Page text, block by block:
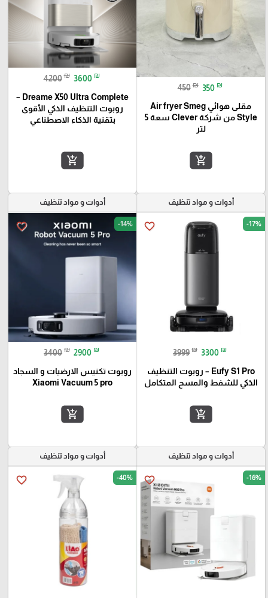
450 ₪ 350 ₪
مقلى هوائي Air fryer Smeg
Style من شركة Clever سعة 5
لتر
add_shopping_cart
4200 ₪ 3600 ₪
Dreame X50 Ultra Complete –
روبوت التنظيف الذكي الأقوى
بتقنية الذكاء الاصطناعي
add_shopping_cart
أدوات و مواد تنظيف
favorite_border -17%
3999 ₪ 3300 ₪
Eufy S1 Pro – روبوت التنظيف
الذكي للشفط والمسح المتكامل
add_shopping_cart
أدوات و مواد تنظيف
favorite_border -14%
3400 ₪ 2900 ₪
روبوت تكنيس الارضيات و السجاد
Xiaomi Vacuum 5 pro
add_shopping_cart
أدوات و مواد تنظيف
favorite_border -16%
أدوات و مواد تنظيف
favorite_border -40%